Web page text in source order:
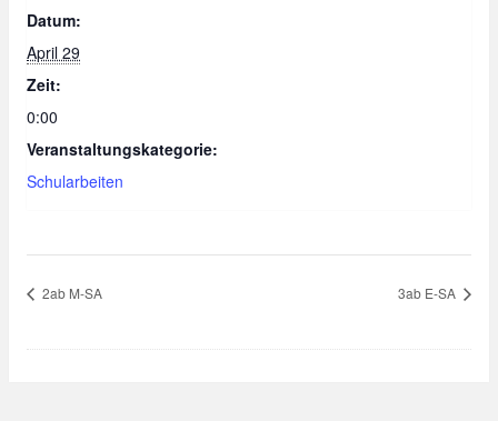
Datum:
April 29
Zeit:
0:00
Veranstaltungskategorie:
Schularbeiten
2ab M-SA 3ab E-SA